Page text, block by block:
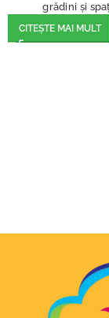
grădini și
CITEȘTE MAI MULT